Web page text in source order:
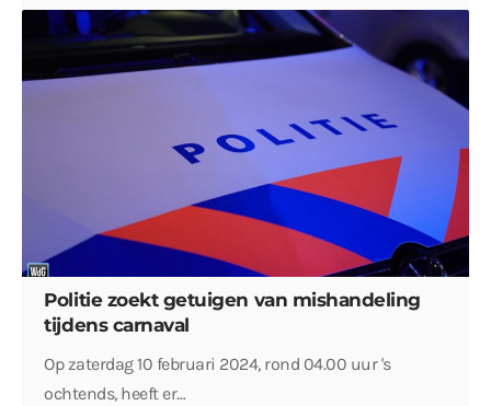
Politie zoekt getuigen van mishandeling
tijdens carnaval
Op zaterdag 10 februari 2024, rond 04.00 uur 's
ochtends, heeft er…